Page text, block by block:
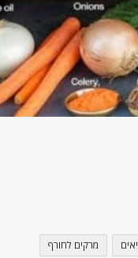
מרקים לחורף